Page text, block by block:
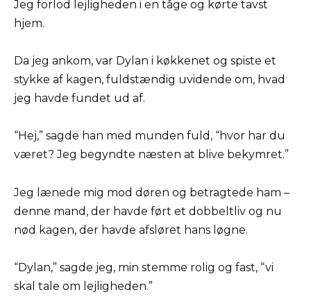
Jeg forlod lejligheden i en tåge og kørte tavst
hjem.
Da jeg ankom, var Dylan i køkkenet og spiste et
stykke af kagen, fuldstændig uvidende om, hvad
jeg havde fundet ud af.
“Hej,” sagde han med munden fuld, “hvor har du
været? Jeg begyndte næsten at blive bekymret.”
Jeg lænede mig mod døren og betragtede ham –
denne mand, der havde ført et dobbeltliv og nu
nød kagen, der havde afsløret hans løgne.
“Dylan,” sagde jeg, min stemme rolig og fast, “vi
skal tale om lejligheden.”